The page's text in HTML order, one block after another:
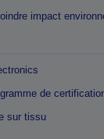
impact
de
sur tissu